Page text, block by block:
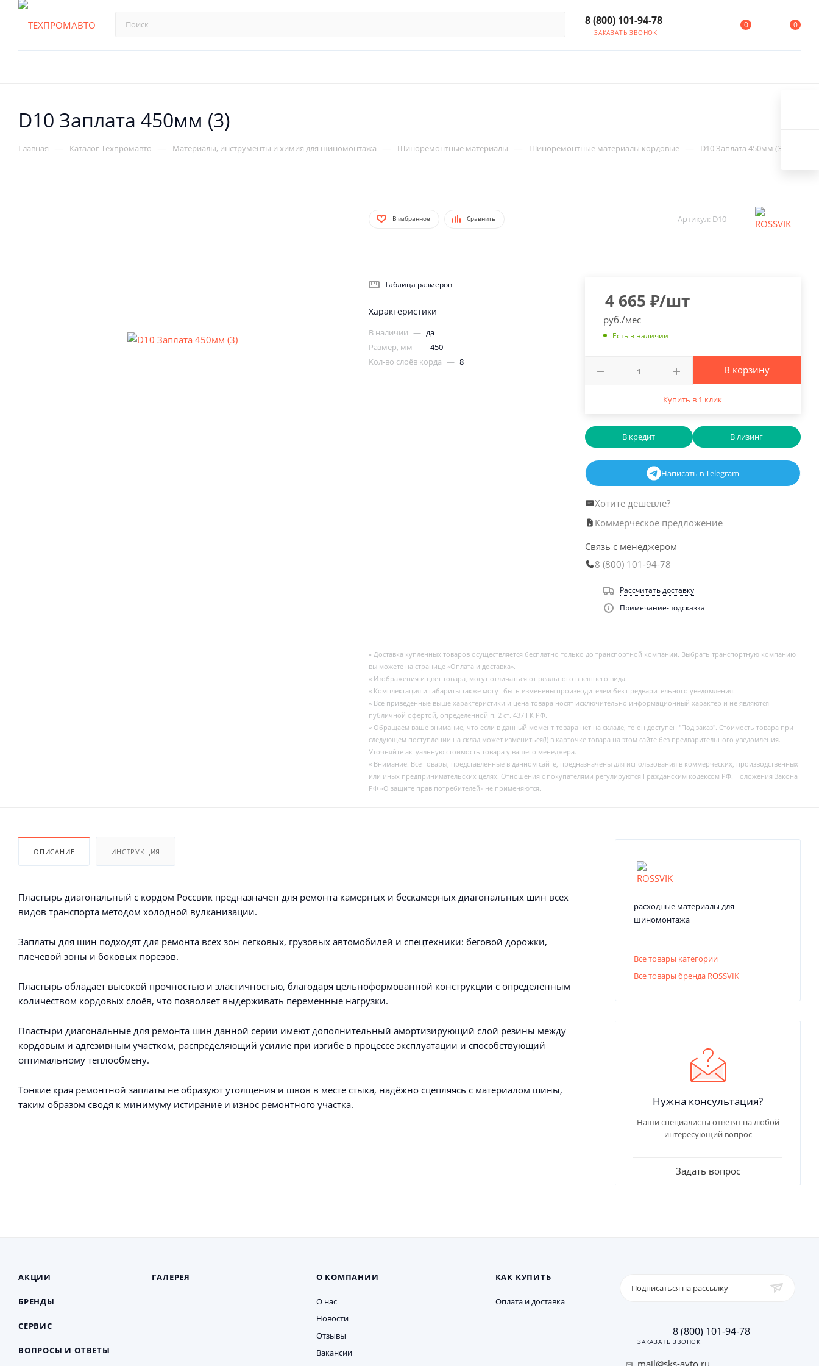
8 (800) 101-94-78
ЗАКАЗАТЬ ЗВОНОК
0 0
D10 Заплата 450мм (3)
Главная — Каталог Техпромавто — Материалы, инструменты и химия для шиномонтажа — Шиноремонтные материалы — Шиноремонтные материалы кордовые — D10 Заплата 450мм (3)
В избранное Сравнить Артикул: D10
Таблица размеров
Характеристики
В наличии — да
Размер, мм — 450
Кол-во слоёв корда — 8
4 665 ₽/шт
руб./мес
Есть в наличии
В корзину
Купить в 1 клик
В кредит В лизинг
Написать в Telegram
Хотите дешевле?
Коммерческое предложение
Связь с менеджером
8 (800) 101-94-78
Рассчитать доставку
Примечание-подсказка
« Доставка купленных товаров осуществляется бесплатно только до транспортной компании. Выбрать транспортную компанию
вы можете на странице «Оплата и доставка».
« Изображения и цвет товара, могут отличаться от реального внешнего вида.
« Комплектация и габариты также могут быть изменены производителем без предварительного уведомления.
« Все приведенные выше характеристики и цена товара носят исключительно информационный характер и не являются
публичной офертой, определенной п. 2 ст. 437 ГК РФ.
« Обращаем ваше внимание, что если в данный момент товара нет на складе, то он доступен "Под заказ". Стоимость товара при
следующем поступлении на склад может измениться(!) в карточке товара на этом сайте без предварительного уведомления.
Уточняйте актуальную стоимость товара у вашего менеджера.
« Внимание! Все товары, представленные в данном сайте, предназначены для использования в коммерческих, производственных
или иных предпринимательских целях. Отношения с покупателями регулируются Гражданским кодексом РФ. Положения Закона
РФ «О защите прав потребителей» не применяются.
ОПИСАНИЕ ИНСТРУКЦИЯ
Пластырь диагональный с кордом Россвик предназначен для ремонта камерных и бескамерных диагональных шин всех
видов транспорта методом холодной вулканизации.
Заплаты для шин подходят для ремонта всех зон легковых, грузовых автомобилей и спецтехники: беговой дорожки,
плечевой зоны и боковых порезов.
Пластырь обладает высокой прочностью и эластичностью, благодаря цельноформованной конструкции с определённым
количеством кордовых слоёв, что позволяет выдерживать переменные нагрузки.
Пластыри диагональные для ремонта шин данной серии имеют дополнительный амортизирующий слой резины между
кордовым и адгезивным участком, распределяющий усилие при изгибе в процессе эксплуатации и способствующий
оптимальному теплообмену.
Тонкие края ремонтной заплаты не образуют утолщения и швов в месте стыка, надёжно сцепляясь с материалом шины,
таким образом сводя к минимуму истирание и износ ремонтного участка.
расходные материалы для
шиномонтажа
Все товары категории
Все товары бренда ROSSVIK
Нужна консультация?
Наши специалисты ответят на любой
интересующий вопрос
Задать вопрос
АКЦИИ
БРЕНДЫ
СЕРВИС
ВОПРОСЫ И ОТВЕТЫ
ГАЛЕРЕЯ О КОМПАНИИ
О нас
Новости
Отзывы
Вакансии
КАК КУПИТЬ
Оплата и доставка
Подписаться на рассылку
8 (800) 101-94-78
ЗАКАЗАТЬ ЗВОНОК